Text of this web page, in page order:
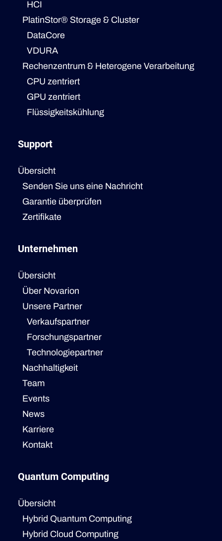
HCI
PlatinStor® Storage & Cluster
DataCore
VDURA
Rechenzentrum & Heterogene Verarbeitung
CPU zentriert
GPU zentriert
Flüssigkeitskühlung
Support
Übersicht
Senden Sie uns eine Nachricht
Garantie überprüfen
Zertifikate
Unternehmen
Übersicht
Über Novarion
Unsere Partner
Verkaufspartner
Forschungspartner
Technologiepartner
Nachhaltigkeit
Team
Events
News
Karriere
Kontakt
Quantum Computing
Übersicht
Hybrid Quantum Computing
Hybrid Cloud Computing